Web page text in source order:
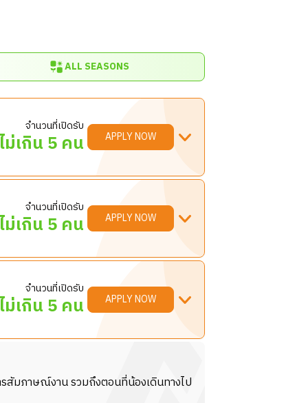
ALL SEASONS
จำนวนที่เปิดรับ
ไม่เกิน 5 คน APPLY NOW
มดูแลห้องพัก เพื่อให้แขกทุกคนได้รับ
จำนวนที่เปิดรับ
ไม่เกิน 5 คน APPLY NOW
างราบรื่น ทั้งในส่วนของบริการลูกค้า
จำนวนที่เปิดรับ
ไม่เกิน 5 คน APPLY NOW
อช่วยทีมครัวเตรียมอาหารและดูแลความ
สัมภาษณ์งาน รวมถึงตอนที่น้องเดินทางไป